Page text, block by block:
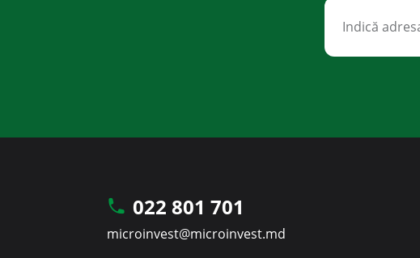
022 801 701
microinvest@microinvest.md